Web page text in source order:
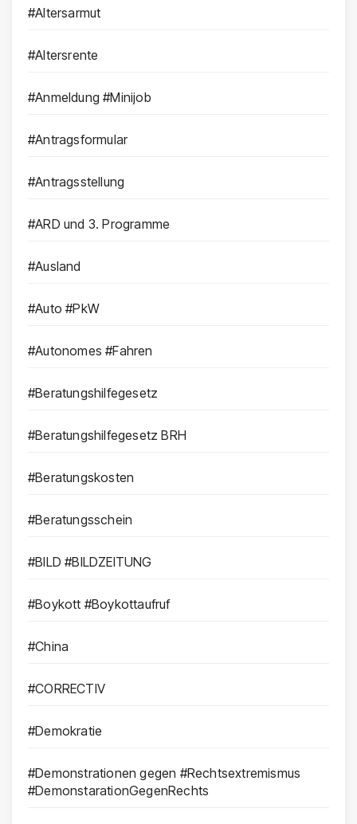
#Altersarmut
#Altersrente
#Anmeldung #Minijob
#Antragsformular
#Antragsstellung
#ARD und 3. Programme
#Ausland
#Auto #PkW
#Autonomes #Fahren
#Beratungshilfegesetz
#Beratungshilfegesetz BRH
#Beratungskosten
#Beratungsschein
#BILD #BILDZEITUNG
#Boykott #Boykottaufruf
#China
#CORRECTIV
#Demokratie
#Demonstrationen gegen #Rechtsextremismus
#DemonstarationGegenRechts